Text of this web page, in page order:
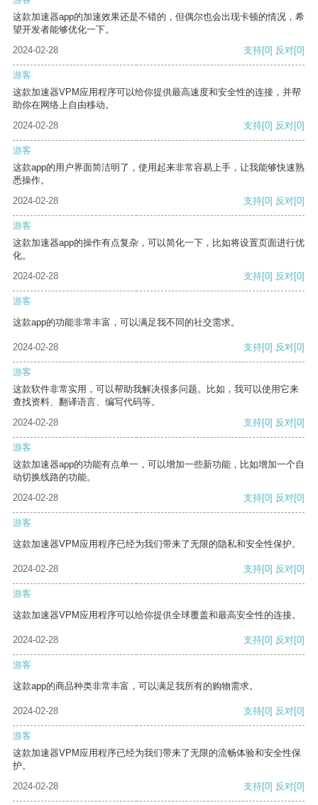
这款加速器app的加速效果还是不错的，但偶尔也会出现卡顿的情况，希
望开发者能够优化一下。
2024-02-28
支持[0] 反对[0]
游客
这款加速器VPM应用程序可以给你提供最高速度和安全性的连接，并帮
助你在网络上自由移动。
2024-02-28
支持[0] 反对[0]
游客
这款app的用户界面简洁明了，使用起来非常容易上手，让我能够快速熟
悉操作。
2024-02-28
支持[0] 反对[0]
游客
这款加速器app的操作有点复杂，可以简化一下，比如将设置页面进行优
化。
2024-02-28
支持[0] 反对[0]
游客
这款app的功能非常丰富，可以满足我不同的社交需求。
2024-02-28 支持[0] 反对[0]
游客
这款软件非常实用，可以帮助我解决很多问题。比如，我可以使用它来
查找资料、翻译语言、编写代码等。
2024-02-28
支持[0] 反对[0]
游客
这款加速器app的功能有点单一，可以增加一些新功能，比如增加一个自
动切换线路的功能。
2024-02-28
支持[0] 反对[0]
游客
这款加速器VPM应用程序已经为我们带来了无限的隐私和安全性保护。
2024-02-28 支持[0] 反对[0]
游客
这款加速器VPM应用程序可以给你提供全球覆盖和最高安全性的连接。
2024-02-28 支持[0] 反对[0]
游客
这款app的商品种类非常丰富，可以满足我所有的购物需求。
2024-02-28 支持[0] 反对[0]
游客
这款加速器VPM应用程序已经为我们带来了无限的流畅体验和安全性保
护。
2024-02-28
支持[0] 反对[0]